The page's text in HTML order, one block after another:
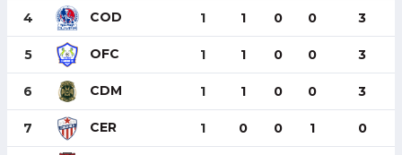
4 COD 1 1 0 0 3
5 OFC 1 1 0 0 3
6 CDM 1 1 0 0 3
7 CER 1 0 0 1 0